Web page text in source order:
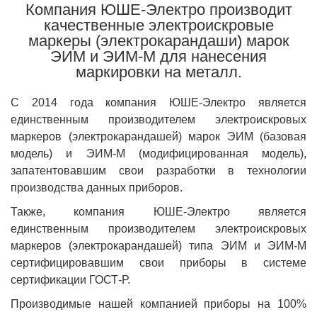
Компания ЮШЕ-Электро производит
качественные электроискровые
маркеры (электрокарандаши) марок
ЭИМ и ЭИМ-М для нанесения
маркировки на металл.
С 2014 года компания ЮШЕ-Электро является
единственным производителем электроискровых
маркеров (электрокарандашей) марок ЭИМ (базовая
модель) и ЭИМ-М (модифицированная модель),
запатентовавшим свои разработки в технологии
производства данных приборов.
Также, компания ЮШЕ-Электро является
единственным производителем электроискровых
маркеров (электрокарандашей) типа ЭИМ и ЭИМ-М
сертифицировавшим свои приборы в системе
сертификации ГОСТ-Р.
Производимые нашей компанией приборы на 100%